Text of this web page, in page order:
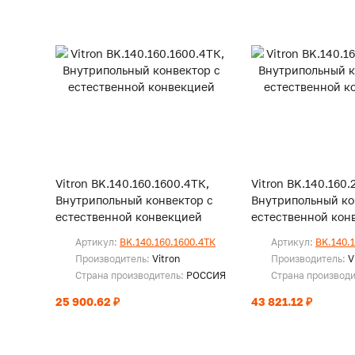
Vitron BK.140.160.1600.4ТК,
Внутрипольный конвектор с
естественной конвекцией
Артикул: BK.140.160.1600.4ТК
Производитель: Vitron
Страна производитель: РОССИЯ
25 900.62 ₽
Vitron
Внутрипольный
естественной
Артикул:
Производитель:
Страна
43 821.12 ₽